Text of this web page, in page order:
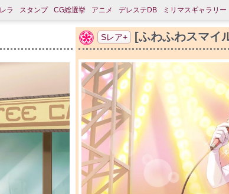
ラ スタンプ CG総選挙 アニメ デレステDB ミリマスギャラリー
Sレア+ [ふわふわスマイ